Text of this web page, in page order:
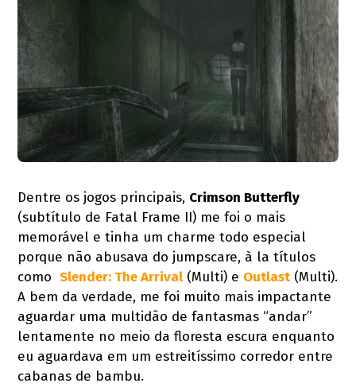
Dentre os jogos principais, Crimson Butterfly
(subtítulo de Fatal Frame II) me foi o mais
memorável e tinha um charme todo especial
porque não abusava do jumpscare, à la títulos
comoSlender: The Arrival (Multi) e Outlast(Multi).
A bem da verdade, me foi muito mais impactante
aguardar uma multidão de fantasmas “andar”
lentamente no meio da floresta escura enquanto
eu aguardava em um estreitíssimo corredor entre
cabanas de bambu.